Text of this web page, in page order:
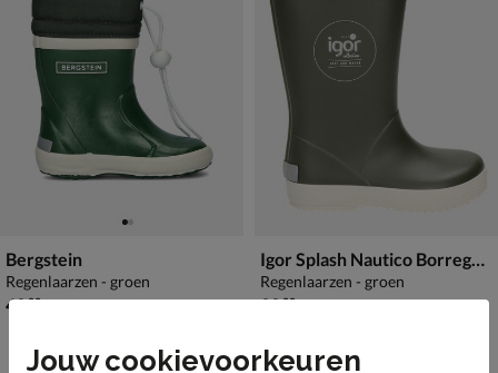
Bergstein
Regenlaarzen - groen
€ 49,99
49,99
Igor Splash Nautico Borreguito
Regenlaarzen - groen
€ 39,99
39,99
Jouw cookievoorkeuren